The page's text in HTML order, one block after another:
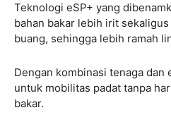
Teknologi eSP+ yang
bahan bakar lebih irit
buang, sehingga lebih ramah
Dengan kombinasi tenaga
untuk mobilitas padat tanpa
bakar.